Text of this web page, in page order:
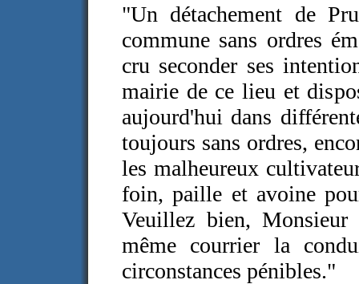
"Un détachement de
commune sans ordres
cru seconder ses
mairie de ce lieu et
aujourd'hui dans
toujours sans ordres,
les malheureux
foin, paille et avoine
Veuillez bien,
même courrier la
circonstances pénibles."